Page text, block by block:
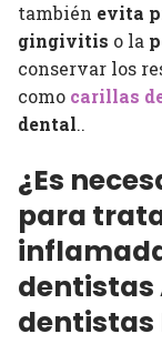
también evita
gingivitis o la
conservar los
como carillas
dental..
¿Es
para
dentistas
dentistas